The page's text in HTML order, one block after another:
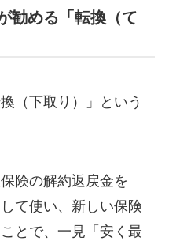
勧める「転換（て
（下取り）」という
険の解約返戻金を
て使い、新しい保険
とで、一見「安く最